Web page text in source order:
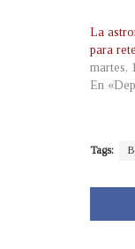
La
para
martes,
En
Tags: